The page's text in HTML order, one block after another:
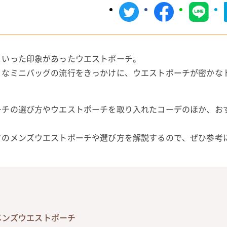
った印象があったウエストポーチ。
ミニバッグの流行をきっかけに、ウエストポーチが密かな
の選び方やウエストポーチを取り入れたコーデのほか、お
メンズウエストポーチや選び方を解説するので、ぜひ参考
ズウエストポーチ